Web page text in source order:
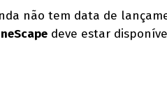
não tem data de
deve estar